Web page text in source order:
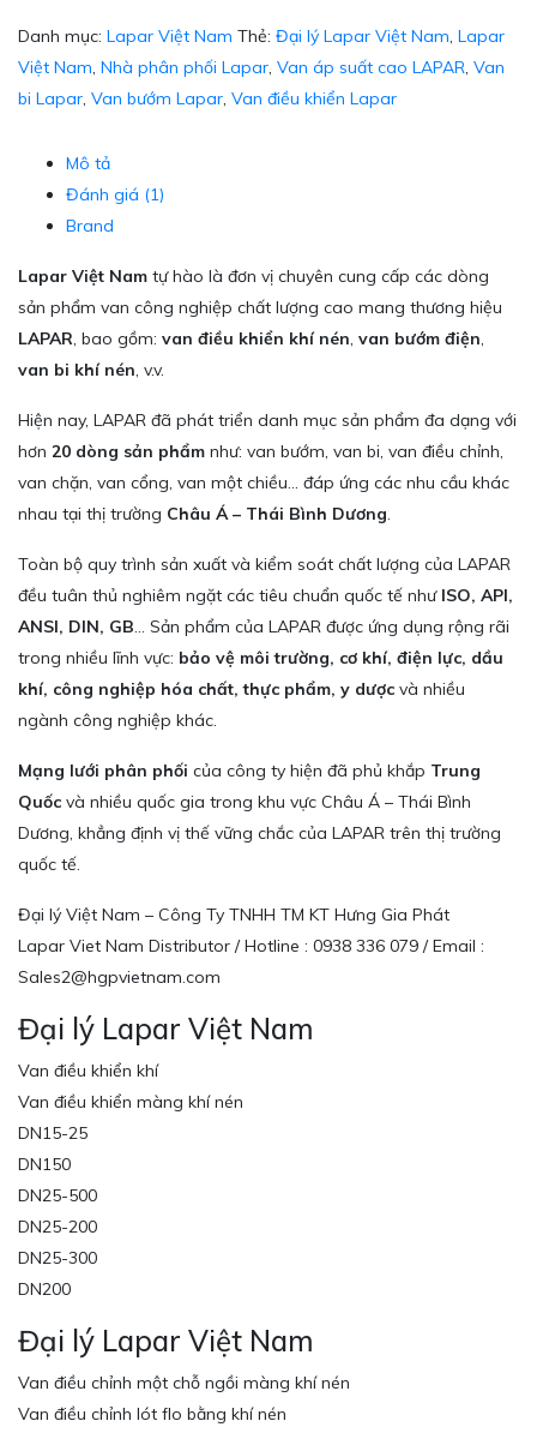
Danh mục: Lapar Việt Nam Thẻ: Đại lý Lapar Việt Nam, Lapar
Việt Nam, Nhà phân phối Lapar, Van áp suất cao LAPAR, Van
bi Lapar, Van bướm Lapar, Van điều khiển Lapar
Mô tả
Đánh giá (1)
Brand
Lapar Việt Nam tự hào là đơn vị chuyên cung cấp các dòng
sản phẩm van công nghiệp chất lượng cao mang thương hiệu
LAPAR, bao gồm: van điều khiển khí nén, van bướm điện,
van bi khí nén, v.v.
Hiện nay, LAPAR đã phát triển danh mục sản phẩm đa dạng với
hơn 20 dòng sản phẩm như: van bướm, van bi, van điều chỉnh,
van chặn, van cổng, van một chiều… đáp ứng các nhu cầu khác
nhau tại thị trường Châu Á – Thái Bình Dương.
Toàn bộ quy trình sản xuất và kiểm soát chất lượng của LAPAR
đều tuân thủ nghiêm ngặt các tiêu chuẩn quốc tế như ISO, API,
ANSI, DIN, GB… Sản phẩm của LAPAR được ứng dụng rộng rãi
trong nhiều lĩnh vực: bảo vệ môi trường, cơ khí, điện lực, dầu
khí, công nghiệp hóa chất, thực phẩm, y dược và nhiều
ngành công nghiệp khác.
Mạng lưới phân phối của công ty hiện đã phủ khắp Trung
Quốc và nhiều quốc gia trong khu vực Châu Á – Thái Bình
Dương, khẳng định vị thế vững chắc của LAPAR trên thị trường
quốc tế.
Đại lý Việt Nam – Công Ty TNHH TM KT Hưng Gia Phát
Lapar Viet Nam Distributor / Hotline : 0938 336 079 / Email :
Sales2@hgpvietnam.com
Đại lý Lapar Việt Nam
Van điều khiển khí
Van điều khiển màng khí nén
DN15-25
DN150
DN25-500
DN25-200
DN25-300
DN200
Đại lý Lapar Việt Nam
Van điều chỉnh một chỗ ngồi màng khí nén
Van điều chỉnh lót flo bằng khí nén